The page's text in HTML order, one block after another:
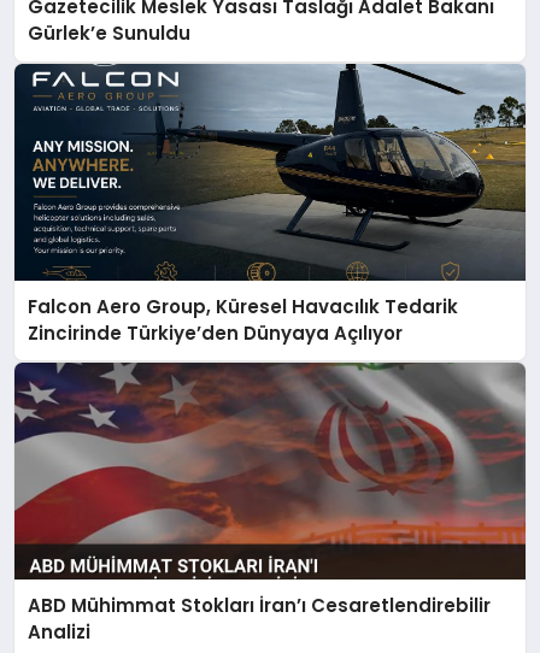
Gazetecilik Meslek Yasası Taslağı Adalet Bakanı
Gürlek’e Sunuldu
Falcon Aero Group, Küresel Havacılık Tedarik
Zincirinde Türkiye’den Dünyaya Açılıyor
ABD Mühimmat Stokları İran’ı Cesaretlendirebilir
Analizi